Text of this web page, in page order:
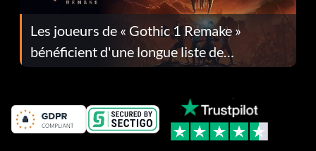
Les joueurs de « Gothic 1 Remake »
bénéficient d'une longue liste de
corrections dans la mise à jour 1.0.4